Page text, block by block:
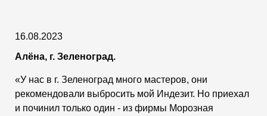
16.08.2023
Алёна, г. Зеленоград.
«У нас в г. Зеленоград много мастеров, они
рекомендовали выбросить мой Индезит. Но приехал
и починил только один - из фирмы Морозная